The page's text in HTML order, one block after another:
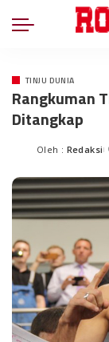
TINJU DUNIA
Rangkuman
Ditangkap
Oleh : Redaksi